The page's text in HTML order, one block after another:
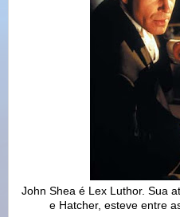
John Shea é Lex Luthor. Sua
e Hatcher, esteve entre